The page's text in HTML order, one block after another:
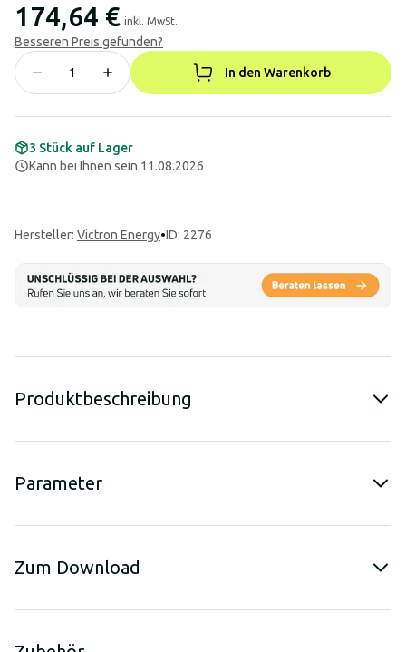
174,64 € inkl. MwSt.
Besseren Preis gefunden?
In den Warenkorb
3 Stück auf Lager
Kann bei Ihnen sein 11.08.2026
Hersteller: Victron Energy•ID: 2276
Produktbeschreibung
Parameter
Zum Download